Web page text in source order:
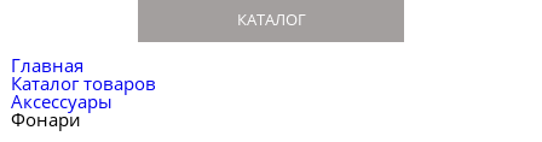
КАТАЛОГ
Главная
Каталог товаров
Аксессуары
Фонари